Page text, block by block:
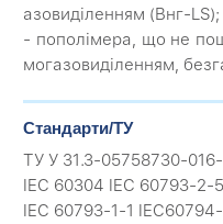
азовиділенням (Внг-LS);
- пополімера, що не
могазовиділенням,
Стандарти/ТУ
ТУ У 31.3-05758730-
IEC 60304 IEC 60793-2-
IEC 60793-1-1